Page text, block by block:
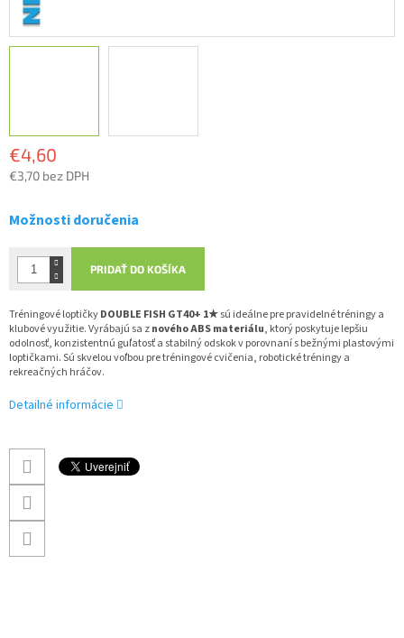
€4,60
€3,70 bez DPH
cena:
Možnosti doručenia
PRIDAŤ DO KOŠÍKA
Tréningové loptičkyDOUBLE FISH GT40+ 1★sú ideálne pre pravidelné tréningy a
klubové využitie. Vyrábajú sa znového ABS materiálu, ktorý poskytuje lepšiu
odolnosť, konzistentnú guľatosť a stabilný odskok v porovnaní s bežnými plastovými
loptičkami. Sú skvelou voľbou pre tréningové cvičenia, robotické tréningy a
rekreačných hráčov.
Detailné informácie